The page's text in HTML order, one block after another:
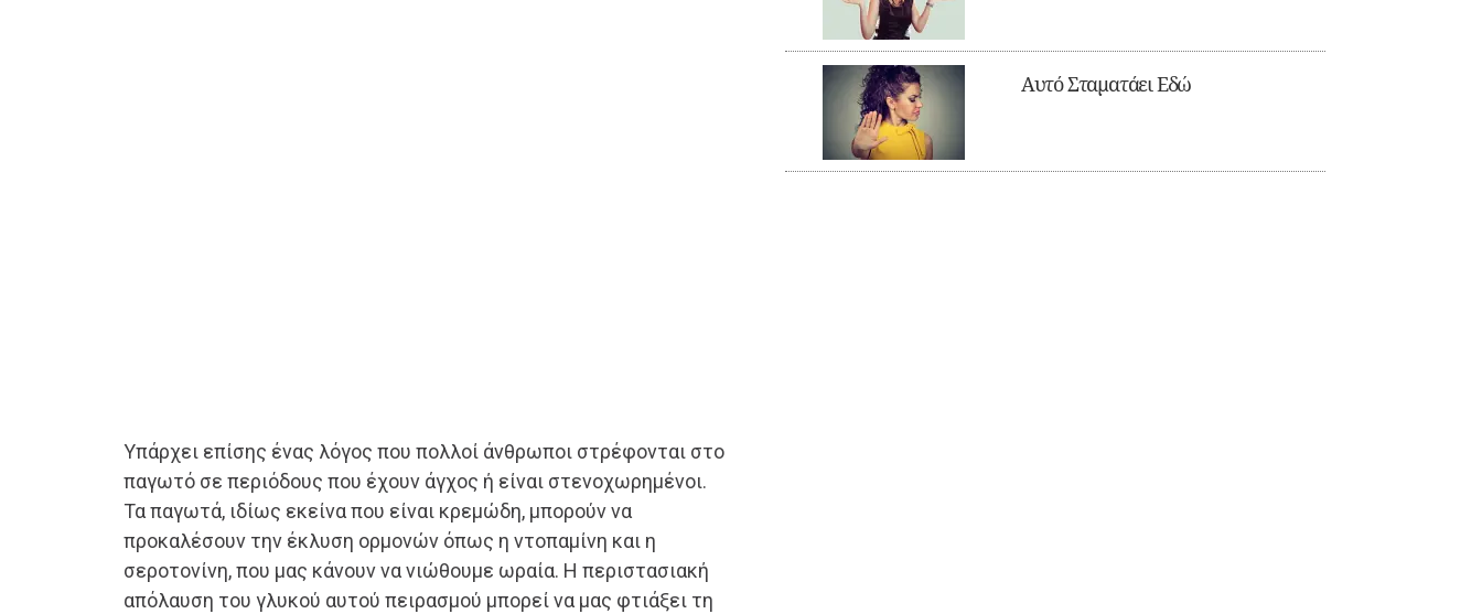
Υπάρχει επίσης ένας λόγος που πολλοί άνθρωποι στρέφονται στο
παγωτό σε περιόδους που έχουν άγχος ή είναι στενοχωρημένοι.
Τα παγωτά, ιδίως εκείνα που είναι κρεμώδη, μπορούν να
προκαλέσουν την έκλυση ορμονών όπως η ντοπαμίνη και η
σεροτονίνη, που μας κάνουν να νιώθουμε ωραία. Η περιστασιακή
απόλαυση του γλυκού αυτού πειρασμού μπορεί να μας φτιάξει τη
Αυτό Σταματάει Εδώ